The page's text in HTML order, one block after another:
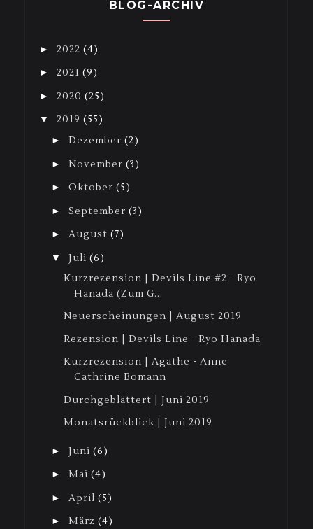
BLOG-ARCHIV
►2022(4)
►2021(9)
►2020(25)
▼2019(55)
►Dezember(2)
► November(3)
►Oktober(5)
►September(3)
► August(7)
▼Juli(6)
Kurzrezension | Devils Line #2 - Ryo
Hanada (Zum G...
Neuerscheinungen | August 2019
Rezension | Devils Line - Ryo Hanada
Kurzrezension | Agathe - Anne
Cathrine Bomann
Durchgeblättert | Juni 2019
Monatsrückblick | Juni 2019
►Juni(6)
► Mai(4)
► April(5)
► März(4)